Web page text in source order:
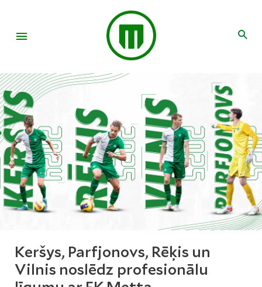
Keršys, Parfjonovs, Rēķis un
Vilnis noslēdz profesionālu